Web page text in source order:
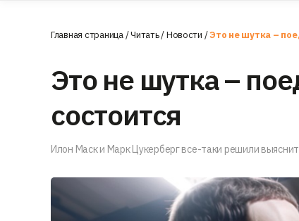
Главная страница/Читать/Новости /Это не шутка –
Это не шутка –
состоится
Илон Маск и Марк Цукерберг все-таки решили